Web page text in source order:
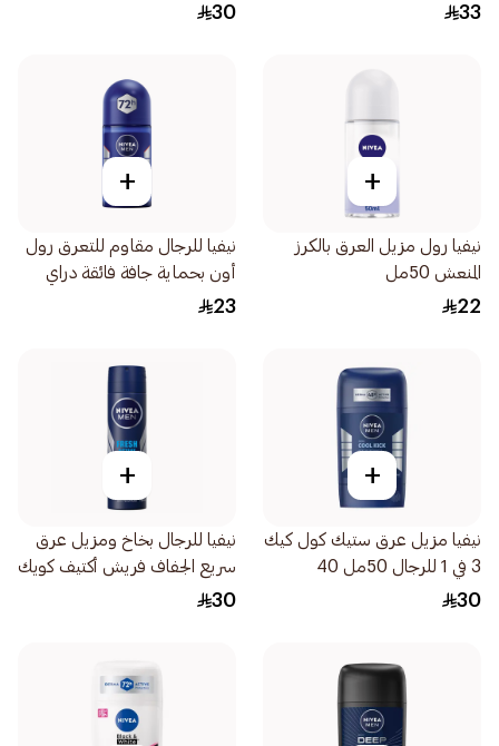
33
30
+
نيفيا رول مزيل العرق بالكرز
المنعش 50مل
22
+
نيفيا للرجال مقاوم للتعرق رول
أون بحماية جافة فائقة دراي
إمباكت 50مل
23
+
نيفيا مزيل عرق ستيك كول كيك
3 في 1 للرجال 50مل 40
30
+
نيفيا للرجال بخاخ ومزيل عرق
سريع الجفاف فريش أكتيف كويك
دراي 150مل
30